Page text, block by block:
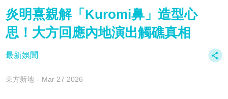
炎明熹親解「Kuromi鼻」造型心
思！大方回應內地演出觸礁真相
最新娛聞
東方新地 Mar 27 2026